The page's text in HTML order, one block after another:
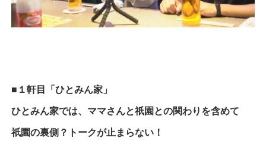
■１軒目「ひとみん家」
ひとみん家では、ママさんと祇園との関わりを含めて
祇園の裏側？トークが止まらない！